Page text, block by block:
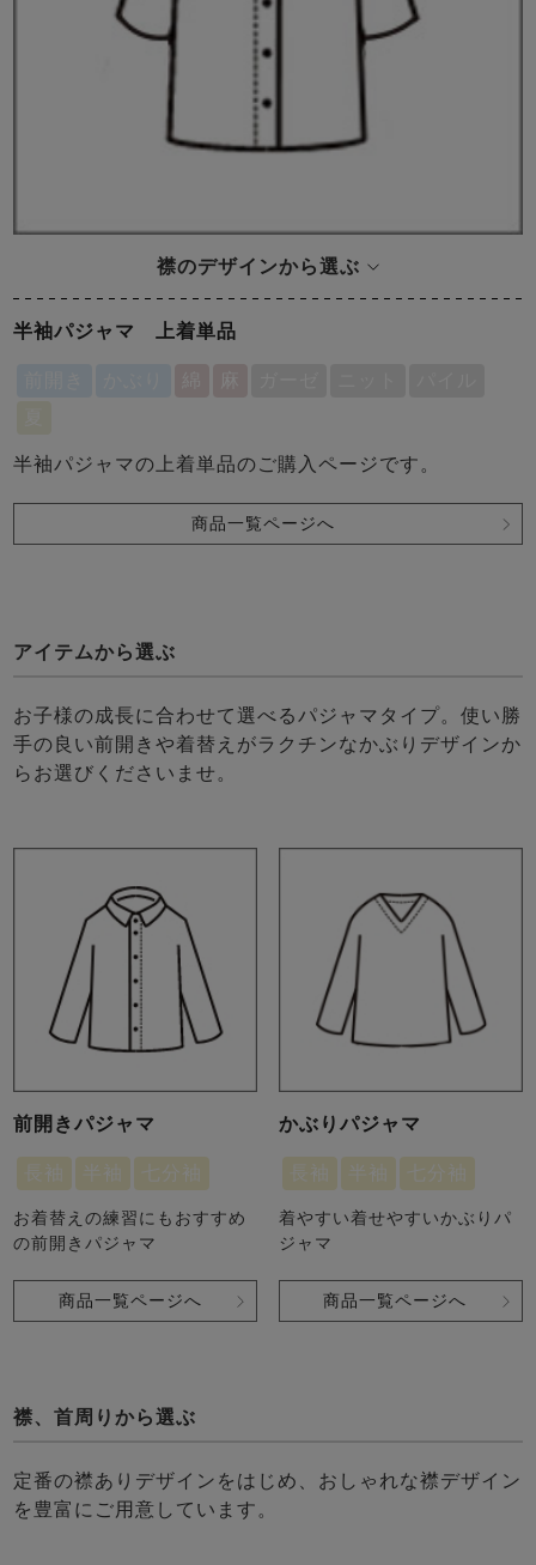
襟のデザインから選ぶ
半袖パジャマ 上着単品
半袖パジャマの上着単品のご購入ページです。
商品一覧ページへ
アイテムから選ぶ
お子様の成長に合わせて選べるパジャマタイプ。使い勝
手の良い前開きや着替えがラクチンなかぶりデザインか
らお選びくださいませ。
前開きパジャマ
長袖 半袖 七分袖
お着替えの練習にもおすすめ
の前開きパジャマ
商品一覧ページへ
かぶりパジャマ
長袖 半袖 七分袖
着やすい着せやすいかぶりパ
ジャマ
商品一覧ページへ
襟、首周りから選ぶ
定番の襟ありデザインをはじめ、おしゃれな襟デザイン
を豊富にご用意しています。